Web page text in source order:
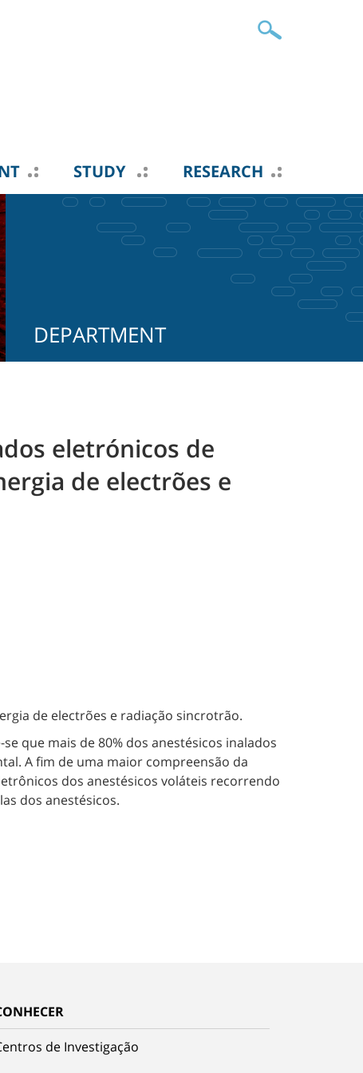
STUDY RESEARCH
DEPARTMENT
eletrónicos de
de electrões e
de electrões e radiação sincrotrão.
que mais de 80% dos anestésicos inalados
A fim de uma maior compreensão da
dos anestésicos voláteis recorrendo
dos anestésicos.
de Investigação